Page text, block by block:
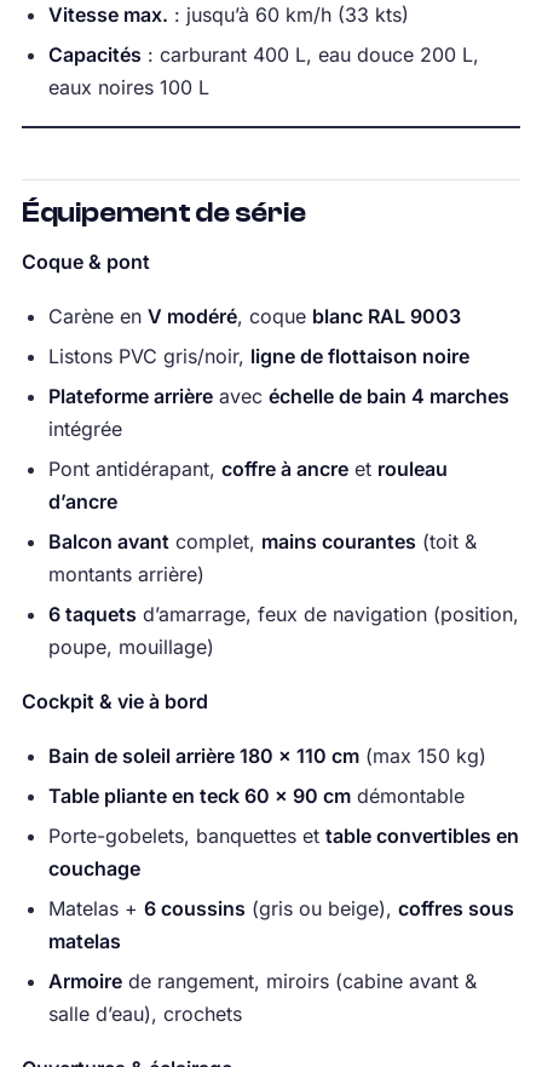
Vitesse max. : jusqu’à 60 km/h (33 kts)
Capacités : carburant 400 L, eau douce 200 L,
eaux noires 100 L
Équipement de série
Coque & pont
Carène en V modéré, coque blanc RAL 9003
Listons PVC gris/noir, ligne de flottaison noire
Plateforme arrièreavec échelle de bain 4 marches
intégrée
Pont antidérapant, coffre à ancreet rouleau
d’ancre
Balcon avant complet, mains courantes (toit &
montants arrière)
6 taquets d’amarrage, feux de navigation (position,
poupe, mouillage)
Cockpit & vie à bord
Bain de soleil arrière 180 × 110 cm(max 150 kg)
Table pliante en teck 60 × 90 cmdémontable
Porte-gobelets, banquettes et table convertibles en
couchage
Matelas + 6 coussins (gris ou beige), coffres sous
matelas
Armoirede rangement, miroirs (cabine avant &
salle d’eau), crochets